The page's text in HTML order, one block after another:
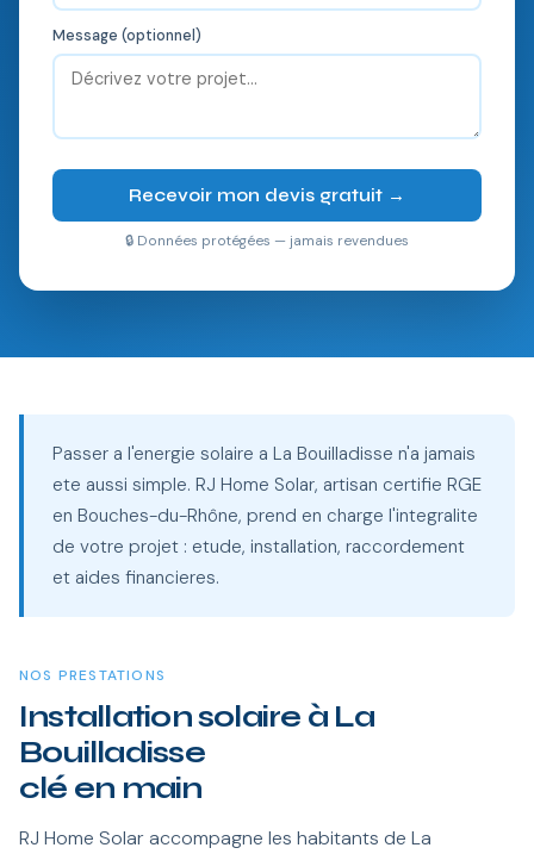
Message (optionnel)
Recevoir mon devis gratuit →
🔒 Données protégées — jamais revendues
Passer a l'energie solaire a La Bouilladisse n'a jamais
ete aussi simple. RJ Home Solar, artisan certifie RGE
en Bouches-du-Rhône, prend en charge l'integralite
de votre projet : etude, installation, raccordement
et aides financieres.
NOS PRESTATIONS
Installation solaire à La
Bouilladisse
clé en main
RJ Home Solar accompagne les habitants de La